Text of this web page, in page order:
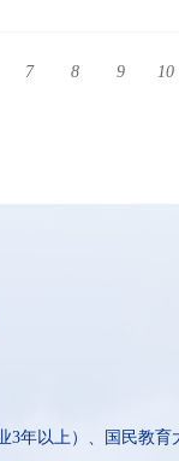
7 8 9 10
3年以上）、国民教